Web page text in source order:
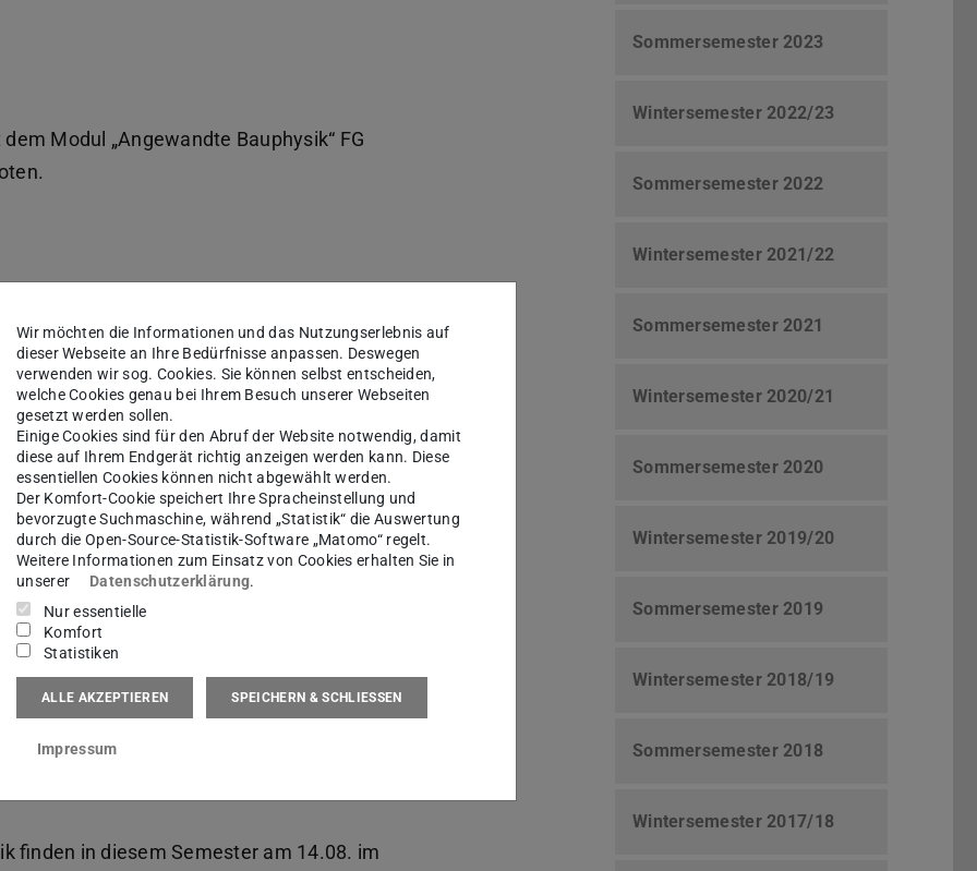
Modul „Angewandte Bauphysik“ FG
Material und Architektur
Kennwerte
mineralischen Bindemitteln
Baustoffe
finden in diesem Semester am 14.08. im
Sommersemester 2023
Wintersemester 2022/23
Sommersemester 2022
Wintersemester 2021/22
Sommersemester 2021
Wintersemester 2020/21
Sommersemester 2020
Wintersemester 2019/20
Sommersemester 2019
Wintersemester 2018/19
Sommersemester 2018
Wintersemester 2017/18
Wir möchten die Informationen und das Nutzungserlebnis auf
dieser Webseite an Ihre Bedürfnisse anpassen. Deswegen
verwenden wir sog. Cookies. Sie können selbst entscheiden,
welche Cookies genau bei Ihrem Besuch unserer Webseiten
gesetzt werden sollen.
Einige Cookies sind für den Abruf der Website notwendig, damit
diese auf Ihrem Endgerät richtig anzeigen werden kann. Diese
essentiellen Cookies können nicht abgewählt werden.
Der Komfort-Cookie speichert Ihre Spracheinstellung und
bevorzugte Suchmaschine, während „Statistik“ die Auswertung
durch die Open-Source-Statistik-Software „Matomo“ regelt.
Weitere Informationen zum Einsatz von Cookies erhalten Sie in
unserer
Datenschutzerklärung.
Nur essentielle
Komfort
Statistiken
ALLE AKZEPTIEREN SPEICHERN & SCHLIESSEN
Impressum